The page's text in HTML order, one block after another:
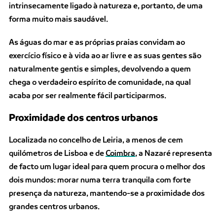
intrinsecamente ligado à natureza e, portanto, de uma
forma muito mais saudável.
As águas do mar e as próprias praias convidam ao
exercício físico e à vida ao ar livre e as suas gentes são
naturalmente gentis e simples, devolvendo a quem
chega o verdadeiro espírito de comunidade, na qual
acaba por ser realmente fácil participarmos.
Proximidade dos centros urbanos
Localizada no concelho de Leiria, a menos de cem
quilómetros de Lisboa e deCoimbra, a Nazaré representa
de facto um lugar ideal para quem procura o melhor dos
dois mundos: morar numa terra tranquila com forte
presença da natureza, mantendo-se a proximidade dos
grandes centros urbanos.